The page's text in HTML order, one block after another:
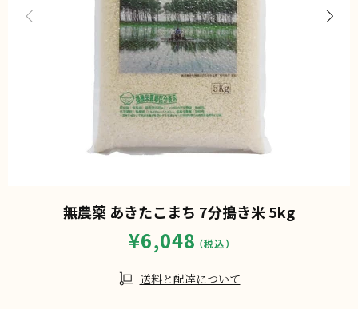
無農薬 あきたこまち 7分搗き米 5kg
¥6,048
送料と配達について